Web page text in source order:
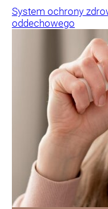
System ochrony
oddechowego